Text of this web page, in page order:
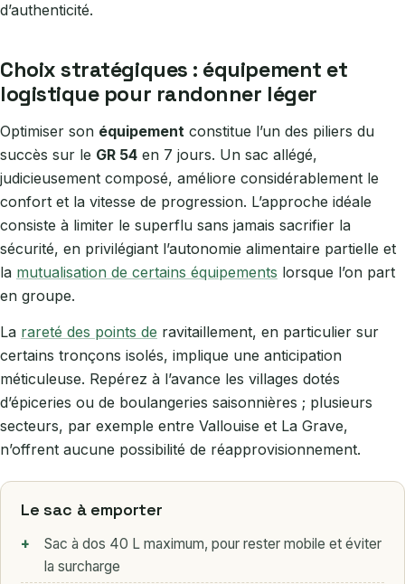
d’authenticité.
Choix stratégiques : équipement et
logistique pour randonner léger
Optimiser son équipement constitue l’un des piliers du
succès sur le GR 54 en 7 jours. Un sac allégé,
judicieusement composé, améliore considérablement le
confort et la vitesse de progression. L’approche idéale
consiste à limiter le superflu sans jamais sacrifier la
sécurité, en privilégiant l’autonomie alimentaire partielle et
la mutualisation de certains équipements lorsque l’on part
en groupe.
La rareté des points de ravitaillement, en particulier sur
certains tronçons isolés, implique une anticipation
méticuleuse. Repérez à l’avance les villages dotés
d’épiceries ou de boulangeries saisonnières ; plusieurs
secteurs, par exemple entre Vallouise et La Grave,
n’offrent aucune possibilité de réapprovisionnement.
Le sac à emporter
Sac à dos 40 L maximum, pour rester mobile et éviter
la surcharge